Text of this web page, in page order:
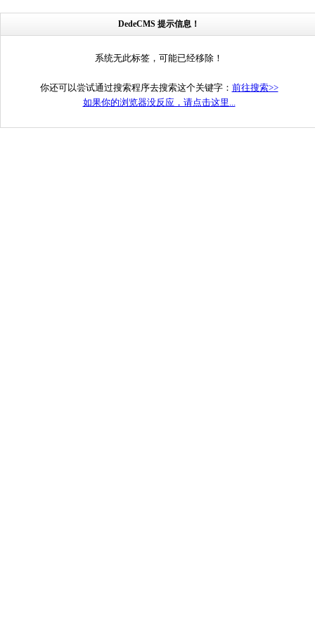
DedeCMS 提示信息！
系统无此标签，可能已经移除！
你还可以尝试通过搜索程序去搜索这个关键字： 前往搜索>>
如果你的浏览器没反应，请点击这里...